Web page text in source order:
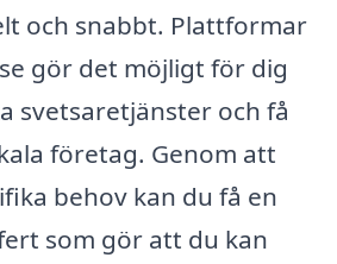
och snabbt. Plattformar
gör det möjligt för dig
svetsaretjänster och få
företag. Genom att
behov kan du få en
som gör att du kan